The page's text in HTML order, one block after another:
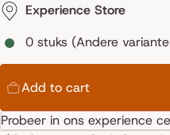
Experience Store
0 stuks (Andere
Add to cart
Probeer in ons experience